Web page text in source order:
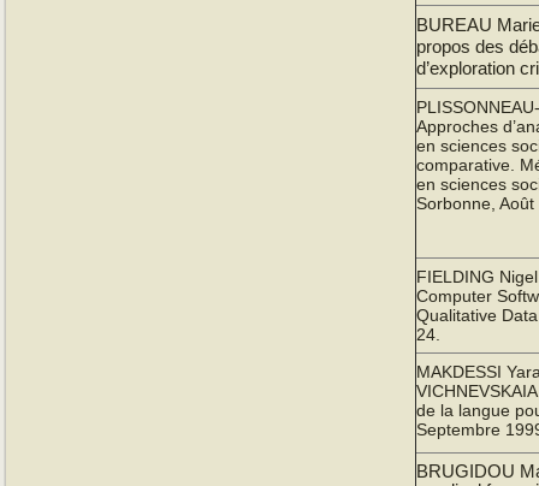
BUREAU
propos des
d’exploration
Approches
en sciences
comparative.
en sciences
Sorbonne,
FIELDING
Computer
Qualitative
24.
MAKDESSI
de la langue
Septembre
BRUGIDOU